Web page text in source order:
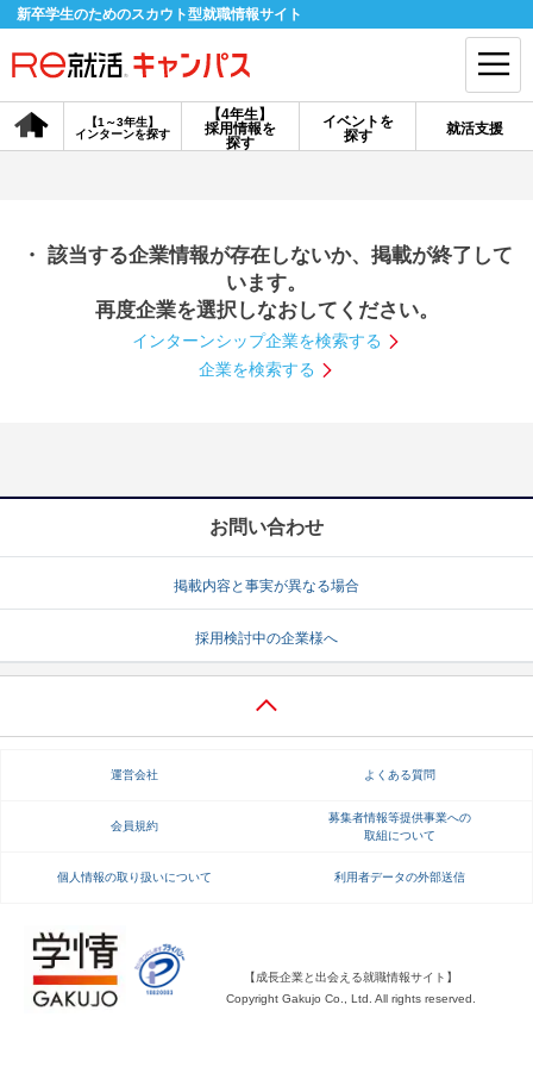
新卒学生のためのスカウト型就職情報サイト
【4年生】
採用情報を
探す
【1～3年生】
インターンを探す
イベントを
探す
就活支援
会員登録 ログイン
探す
【4年生】
説明会を探す
インターンを探す
就活ノウハウ・サポート
就活支援
就活ノウハウが満載！ お役立ち記事・相談室など
適職診断 就活チャンネル
・ 該当する企業情報が存在しないか、掲載が終了して
います。
再度企業を選択しなおしてください。
インターンシップ企業を検索する
企業を検索する
お問い合わせ
掲載内容と事実が異なる場合
採用検討中の企業様へ
運営会社 よくある質問
会員規約
募集者情報等提供事業への
取組について
個人情報の取り扱いについて 利用者データの外部送信
【成長企業と出会える就職情報サイト】
Copyright Gakujo Co., Ltd. All rights reserved.